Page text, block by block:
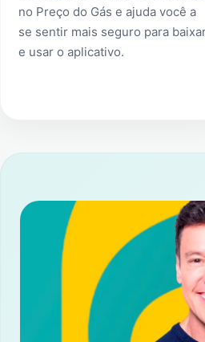
no Preço do Gás e ajuda você a
se sentir mais seguro para
e usar o aplicativo.